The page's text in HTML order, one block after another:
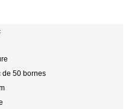
de 50 bornes